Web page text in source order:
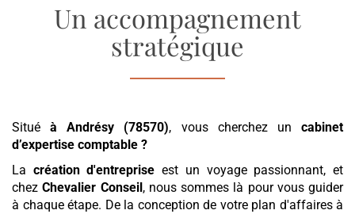
Un accompagnement
stratégique
Situéà Andrésy (78570), vous cherchez uncabinet
d’expertise comptable ?
La création d'entreprise est un voyage passionnant, et
chezChevalier Conseil , nous sommes là pour vous guider
à chaque étape. De la conception de votre plan d'affaires à